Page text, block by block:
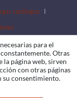
catálogos
para el
Otras
la página web, sirven
con otras páginas
su consentimiento.